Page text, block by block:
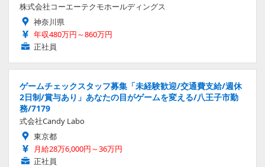
株式会社コーエーテクモホールディングス
神奈川県
年収480万円～860万円
正社員
ゲームチェックスタッフ募集「未経験歓迎/交通費支給/週休
2日制/賞与あり」あなたの目がゲームを変える/八王子市勤
務/7179
式会社Candy Labo
東京都
月給28万6,000円～36万円
正社員